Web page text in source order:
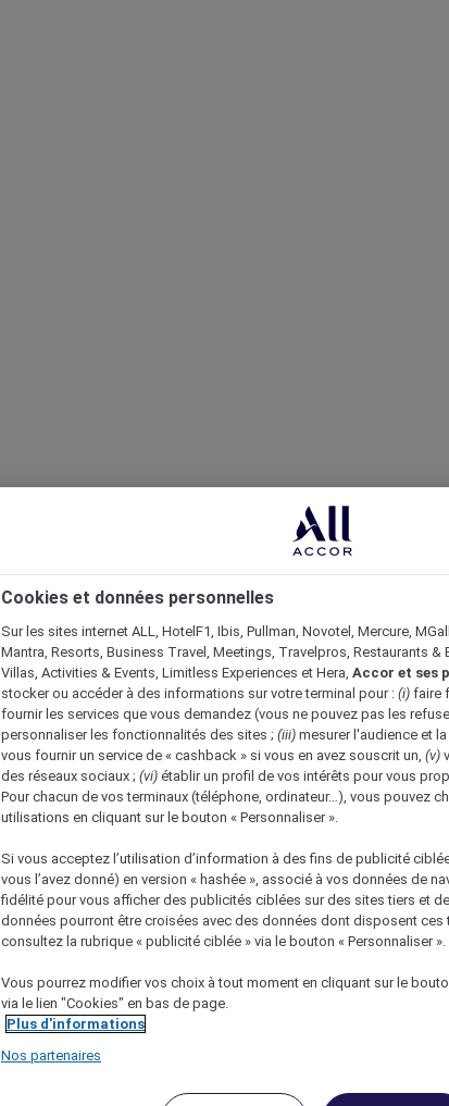
Cookies et données personnelles
Sur les sites internet ALL, HotelF1, Ibis, Pullman, Novotel, Mercure,
Mantra, Resorts, Business Travel, Meetings, Travelpros, Restaurants &
Villas, Activities & Events, Limitless Experiences et Hera, Accor et ses
stocker ou accéder à des informations sur votre terminal pour : (i) faire
fournir les services que vous demandez (vous ne pouvez pas les
personnaliser les fonctionnalités des sites ; (iii) mesurer l'audience et
vous fournir un service de « cashback » si vous en avez souscrit un, (v)
des réseaux sociaux ; (vi) établir un profil de vos intérêts pour vous
Pour chacun de vos terminaux (téléphone, ordinateur…), vous pouvez
utilisations en cliquant sur le bouton « Personnaliser ».
Si vous acceptez l’utilisation d’information à des fins de publicité
vous l’avez donné) en version « hashée », associé à vos données de
fidélité pour vous afficher des publicités ciblées sur des sites tiers et
données pourront être croisées avec des données dont disposent ces
consultez la rubrique « publicité ciblée » via le bouton « Personnaliser ».
Vous pourrez modifier vos choix à tout moment en cliquant sur le
via le lien "Cookies" en bas de page.
Plus d'informations
Nos partenaires